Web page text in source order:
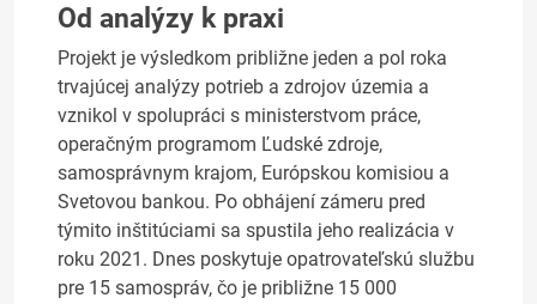
Od analýzy k praxi
Projekt je výsledkom približne jeden a pol roka
trvajúcej analýzy potrieb a zdrojov územia a
vznikol v spolupráci s ministerstvom práce,
operačným programom Ľudské zdroje,
samosprávnym krajom, Európskou komisiou a
Svetovou bankou. Po obhájení zámeru pred
týmito inštitúciami sa spustila jeho realizácia v
roku 2021. Dnes poskytuje opatrovateľskú službu
pre 15 samospráv, čo je približne 15 000